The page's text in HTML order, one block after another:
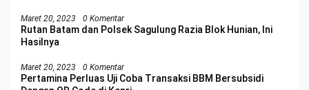
Maret 20, 2023 0 Komentar
Rutan Batam dan Polsek Sagulung Razia Blok Hunian, Ini
Hasilnya
Maret 20, 2023 0 Komentar
Pertamina Perluas Uji Coba Transaksi BBM Bersubsidi